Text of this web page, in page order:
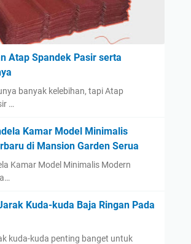
Atap Spandek Pasir serta
banyak kelebihan, tapi Atap
…
Kamar Model Minimalis
di Mansion Garden Serua
Kamar Model Minimalis Modern
Kuda-kuda Baja Ringan Pada
kuda-kuda penting banget untuk